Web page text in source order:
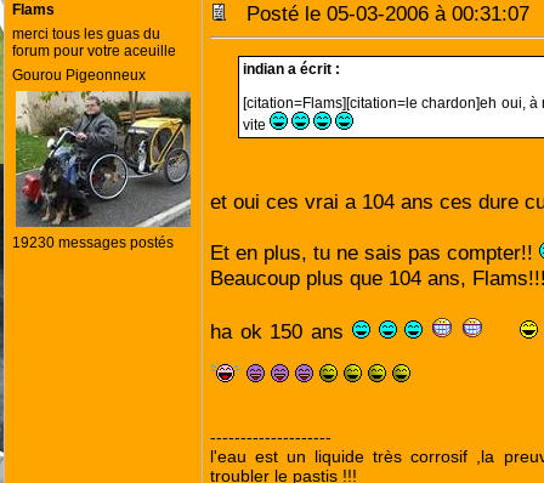
Flams
merci tous les guas du
forum pour votre aceuille
Gourou Pigeonneux
19230 messages postés
Posté le 05-03-2006 à
indian a écrit :
[citation=Flams][citation=le chardon]eh oui,
vite
et oui ces vrai a 104 ans ces dure
Et en plus, tu ne sais pas compter!!
Beaucoup plus que 104 ans,
ha ok 150 ans
--------------------
l'eau est un liquide très corrosif ,la
troubler le pastis !!!